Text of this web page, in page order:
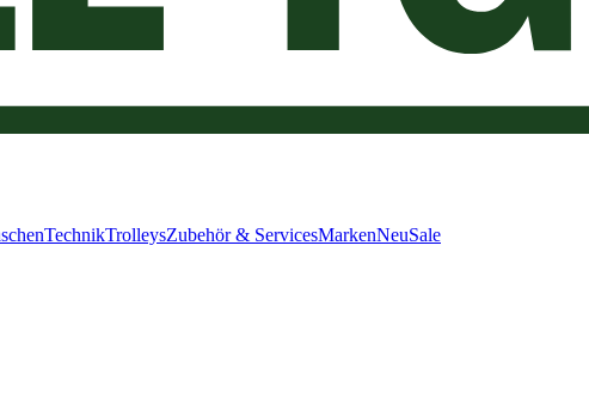
TechnikTrolleysZubehör & ServicesMarkenNeuSale